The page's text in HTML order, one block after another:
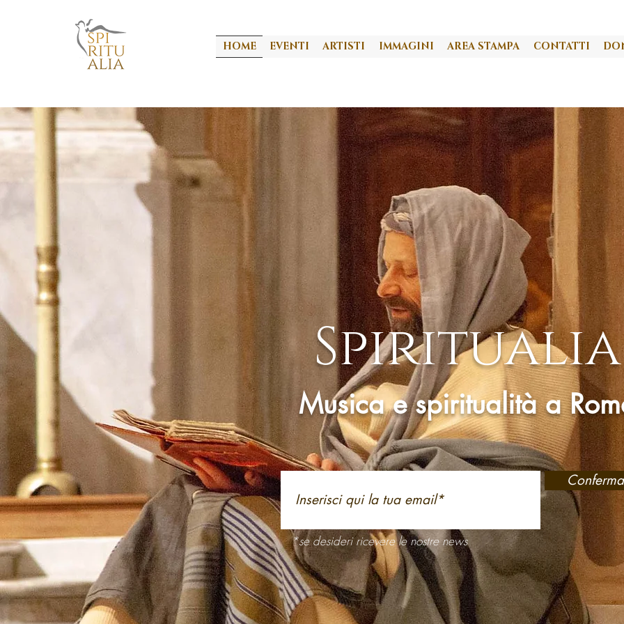
HOME EVENTI ARTISTI IMMAGINI AREA STAMPA CONTATTI
Spiritualia
Musica e spiritualità a
Conferma
*se desideri ricevere le nostre news